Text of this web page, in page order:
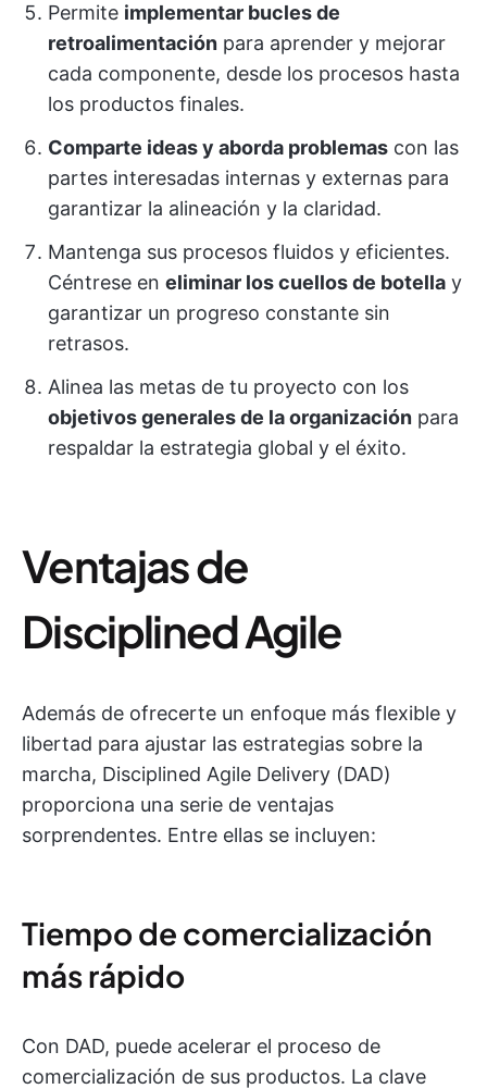
Permite implementar bucles de
retroalimentación para aprender y mejorar
cada componente, desde los procesos hasta
los productos finales.
Comparte ideas y aborda problemas con las
partes interesadas internas y externas para
garantizar la alineación y la claridad.
Mantenga sus procesos fluidos y eficientes.
Céntrese en eliminar los cuellos de botella y
garantizar un progreso constante sin
retrasos.
Alinea las metas de tu proyecto con los
objetivos generales de la organización para
respaldar la estrategia global y el éxito.
Ventajas de
Disciplined Agile
Además de ofrecerte un enfoque más flexible y
libertad para ajustar las estrategias sobre la
marcha, Disciplined Agile Delivery (DAD)
proporciona una serie de ventajas
sorprendentes. Entre ellas se incluyen:
Tiempo de comercialización
más rápido
Con DAD, puede acelerar el proceso de
comercialización de sus productos. La clave